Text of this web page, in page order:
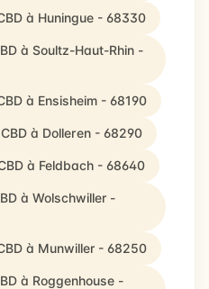
à Huningue - 68330
à Soultz-Haut-Rhin -
à Ensisheim - 68190
à Dolleren - 68290
à Feldbach - 68640
à Wolschwiller -
à Munwiller - 68250
à Roggenhouse -